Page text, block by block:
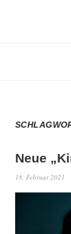
Neue
18. Februar 2021